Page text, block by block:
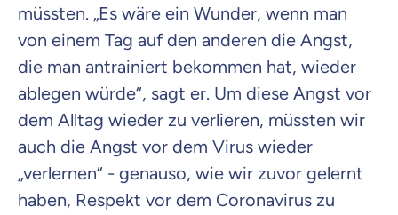
müssten. „Es wäre ein Wunder, wenn man
von einem Tag auf den anderen die Angst,
die man antrainiert bekommen hat, wieder
ablegen würde“, sagt er. Um diese Angst vor
dem Alltag wieder zu verlieren, müssten wir
auch die Angst vor dem Virus wieder
„verlernen“ - genauso, wie wir zuvor gelernt
haben, Respekt vor dem Coronavirus zu